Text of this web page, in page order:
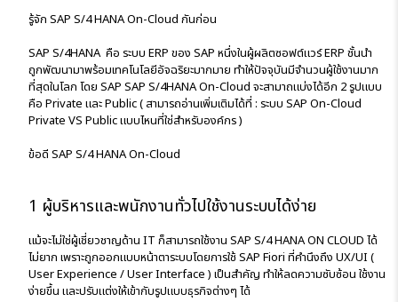
รู้จัก SAP S/4 HANA On-Cloud กันก่อน
SAP S/4HANA คือ ระบบ ERP ของ SAP หนึ่งในผู้ผลิตซอฟต์แวร์ ERP ชั้นนำ
ถูกพัฒนามาพร้อมเทคโนโลยีอัจฉริยะมากมาย ทำให้ปัจจุบันมีจำนวนผู้ใช้งานมาก
ที่สุดในโลก โดย SAP SAP S/4HANA On-Cloud จะสามาถแบ่งได้อีก 2 รูปแบบ
คือ Private และ Public ( สามารถอ่านเพิ่มเติมได้ที่ : ระบบ SAP On-Cloud
Private VS Public แบบไหนที่ใช่สำหรับองค์กร )
ข้อดี SAP S/4 HANA On-Cloud
1 ผู้บริหารและพนักงานทั่วไปใช้งานระบบได้ง่าย
แม้จะไม่ใช่ผู้เชี่ยวชาญด้าน IT ก็สามารถใช้งาน SAP S/4 HANA ON CLOUD ได้
ไม่ยาก เพราะถูกออกแบบหน้าตาระบบโดยการใช้ SAP Fiori ที่คำนึงถึง UX/UI (
User Experience / User Interface ) เป็นสำคัญ ทำให้ลดความซับซ้อน ใช้งาน
ง่ายขึ้น และปรับแต่งให้เข้ากับรูปแบบธุรกิจต่างๆ ได้